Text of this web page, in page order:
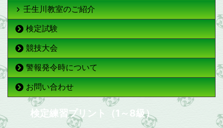
壬生川教室のご紹介
検定試験
競技大会
警報発令時について
お問い合わせ
検定練習プリント（1～8級）